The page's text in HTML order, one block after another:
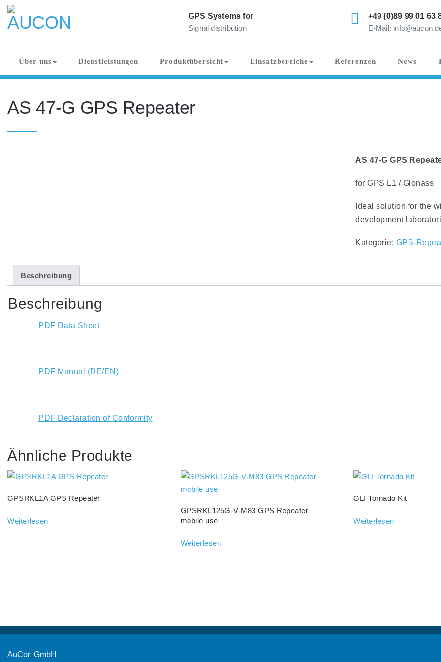
Skip
content
AUCON
GPS Systems for
Signal distribution
+49 (0)89 99 01 63
E-Mail:
Über uns Dienstleistungen Produktübersicht Einsatzbereiche Referenzen News
AS 47-G GPS Repeater
AS 47-G GPS
for GPS L1 / Glonass
Ideal solution for the
development
Kategorie: GPS-
Beschreibung
Beschreibung
PDF Data Sheet
PDF Manual (DE/EN)
PDF Declaration of Conformity
Ähnliche Produkte
GPSRKL1A GPS Repeater
Weiterlesen
GPSRKL125G-V-M83 GPS Repeater –
mobile use
Weiterlesen
GLI Tornado Kit
Weiterlesen
AuCon GmbH